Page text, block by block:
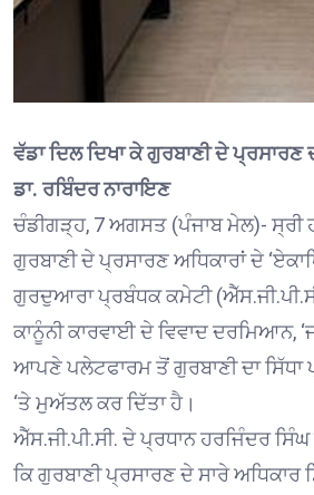
ਵੱਡਾ ਦਿਲ ਦਿਖਾ ਕੇ ਗੁਰਬਾਣੀ ਦੇ ਪ੍ਰਸਾਰਣ
ਡਾ. ਰਬਿੰਦਰ ਨਾਰਾਇਣ
ਚੰਡੀਗੜ੍ਹ, 7 ਅਗਸਤ (ਪੰਜਾਬ ਮੇਲ)- ਸ੍ਰੀ
ਗੁਰਬਾਣੀ ਦੇ ਪ੍ਰਸਾਰਣ ਅਧਿਕਾਰਾਂ ਦੇ
ਗੁਰਦੁਆਰਾ ਪ੍ਰਬੰਧਕ ਕਮੇਟੀ
ਕਾਨੂੰਨੀ ਕਾਰਵਾਈ ਦੇ ਵਿਵਾਦ ਦਰਮਿਆਨ,
ਆਪਣੇ ਪਲੇਟਫਾਰਮ ਤੋਂ ਗੁਰਬਾਣੀ ਦਾ
‘ਤੇ ਮੁਅੱਤਲ ਕਰ ਦਿੱਤਾ ਹੈ।
ਐੱਸ.ਜੀ.ਪੀ.ਸੀ. ਦੇ ਪ੍ਰਧਾਨ ਹਰਜਿੰਦਰ ਸਿੰਘ
ਕਿ ਗੁਰਬਾਣੀ ਪ੍ਰਸਾਰਣ ਦੇ ਸਾਰੇ ਅਧਿਕਾਰ